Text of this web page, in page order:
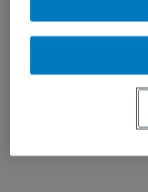
Archives
Colloque
Vidéos et